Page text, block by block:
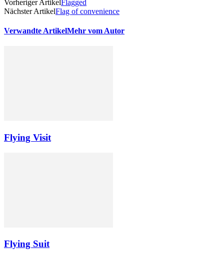
Vorheriger ArtikelFlagged
Nächster ArtikelFlag of convenience
Verwandte ArtikelMehr vom Autor
Flying Visit
Flying Suit